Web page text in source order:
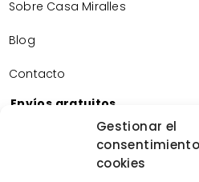
Gestionar el
cookies
Sobre Casa Miralles
Blog
Contacto
Envíos gratuitos
Envíos gratuitos por la
Devoluciones gratuitas
Devoluciones gratuitas en